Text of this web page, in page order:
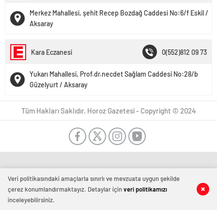
Merkez Mahallesi, şehit Recep Bozdağ Caddesi No:6/f Eskil /
Aksaray
Kara Eczanesi 0(552)812 09 73
Yukarı Mahallesi, Prof.dr.necdet Sağlam Caddesi No:28/b
Güzelyurt / Aksaray
Tüm Hakları Saklıdır. Horoz Gazetesi - Copyright © 2024
Veri politikasındaki amaçlarla sınırlı ve mevzuata uygun şekilde
çerez konumlandırmaktayız. Detaylar içinveri politikamızı
inceleyebilirsiniz.